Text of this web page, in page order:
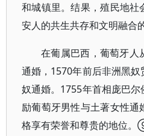
和城镇里。结果，殖民地
安人的共生共存和文明融合
在葡属巴西，葡萄牙人
通婚，1570年前后非洲黑
奴通婚。1755年首相庞巴
励葡萄牙男性与土著女性通
格享有荣誉和尊贵的地位